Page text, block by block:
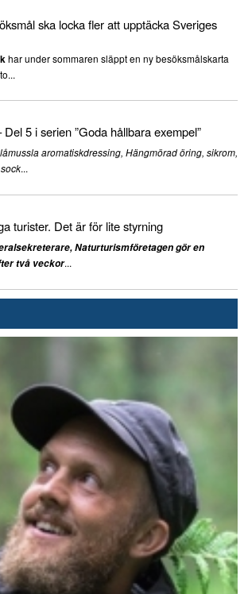
ska locka fler att upptäcka Sveriges
har under sommaren släppt en ny besöksmålskarta
5 i serien ”Goda hållbara exempel”
aromatiskdressing, Hängmörad öring, sikrom,
...
turister. Det är för lite styrning
Naturturismföretagen gör en
två veckor...